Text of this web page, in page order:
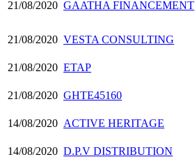
21/08/2020 GAATHA FINANCEMENT
21/08/2020 VESTA CONSULTING
21/08/2020 ETAP
21/08/2020 GHTE45160
14/08/2020 ACTIVE HERITAGE
14/08/2020 D.P.V DISTRIBUTION